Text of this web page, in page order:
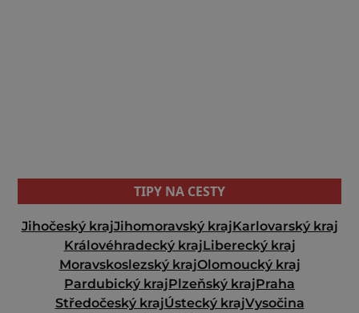
TIPY NA CESTY
Jihočeský krajJihomoravský krajKarlovarský kraj
Královéhradecký krajLiberecký kraj
Moravskoslezský krajOlomoucký kraj
Pardubický krajPlzeňský krajPraha
Středočeský krajÚstecký krajVysočina